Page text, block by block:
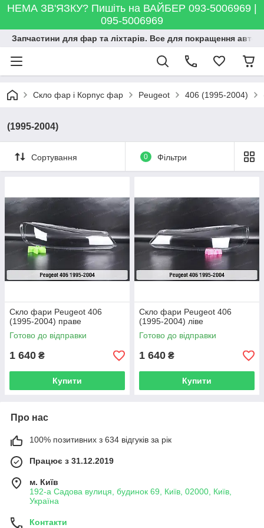
НЕМА ЗВ'ЯЗКУ? Пишіть на ВАЙБЕР 093-5006969 |
095-5006969
Запчастини для фар та ліхтарів. Все для покращення
Скло фар і Корпус фар Peugeot 406 (1995-2004)
(1995-2004)
Сортування 0 Фільтри
Скло фари Peugeot 406
(1995-2004) праве
Готово до відправки
1 640 ₴
Купити
Скло фари Peugeot 406
(1995-2004) ліве
Готово до відправки
1 640 ₴
Купити
Про нас
100% позитивних з 634 відгуків за рік
Працює з 31.12.2019
м. Київ
192-а Садова вулиця, будинок 69, Київ, 02000, Київ,
Україна
Контакти